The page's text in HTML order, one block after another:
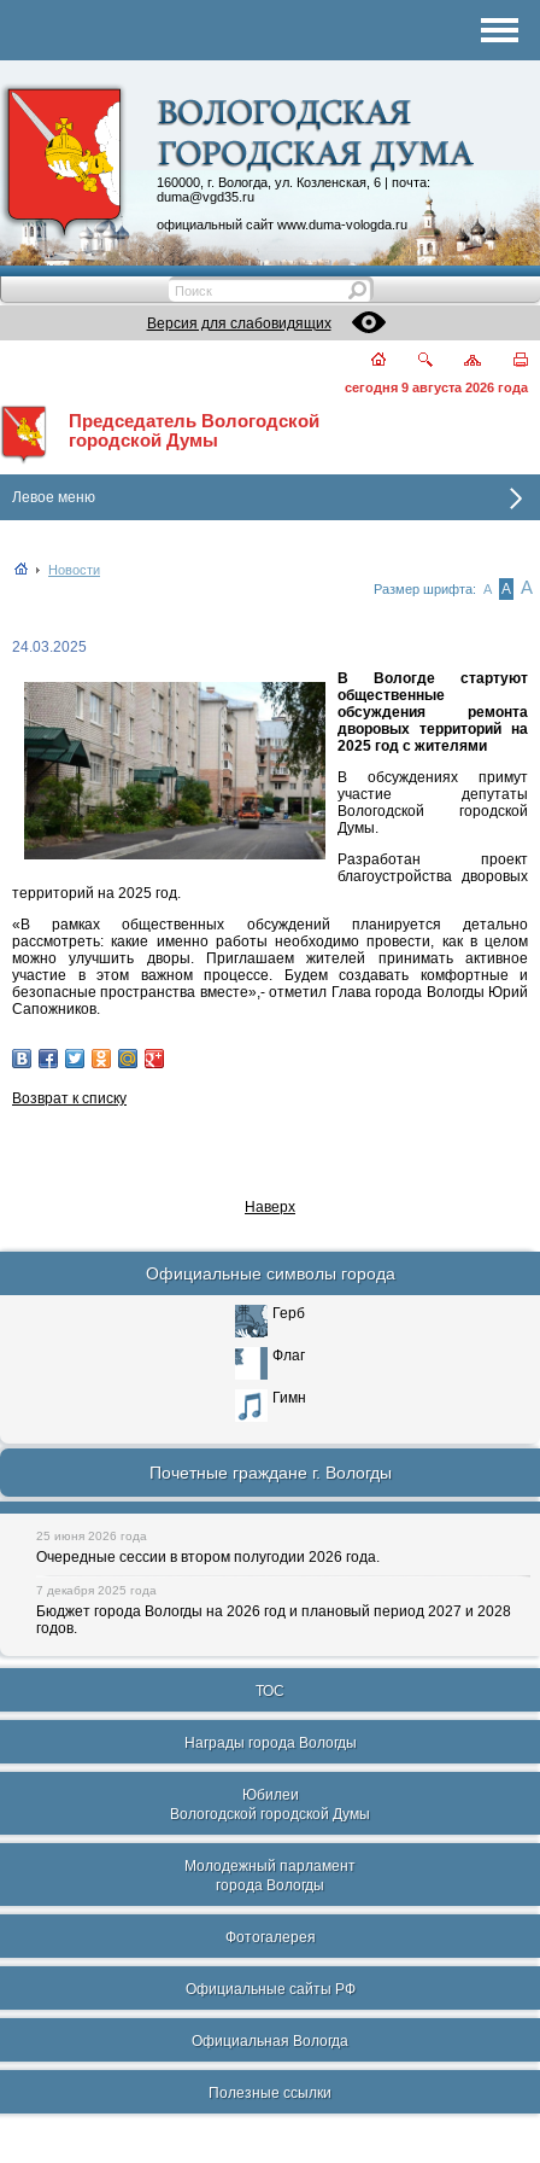
160000, г. Вологда, ул. Козленская, 6 | почта:
duma@vgd35.ru
официальный сайт www.duma-vologda.ru
Контакты
Депутатские объединения
Версия для слабовидящих
сегодня 9 августа 2026 года
Председатель Вологодской
городской Думы
Левое меню
Новости
Размер шрифта: А А А
24.03.2025
В Вологде стартуют
общественные
обсуждения ремонта
дворовых территорий на
2025 год с жителями
В обсуждениях примут
участие депутаты
Вологодской городской
Думы.
Разработан проект
благоустройства дворовых
территорий на 2025 год.
«В рамках общественных обсуждений планируется детально
рассмотреть: какие именно работы необходимо провести, как в целом
можно улучшить дворы. Приглашаем жителей принимать активное
участие в этом важном процессе. Будем создавать комфортные и
безопасные пространства вместе»,- отметил Глава города Вологды Юрий
Сапожников.
Возврат к списку
Наверх
Официальные символы города
Герб
Флаг
Гимн
Почетные граждане г. Вологды
25 июня 2026 года
Очередные сессии в втором полугодии 2026 года.
7 декабря 2025 года
Бюджет города Вологды на 2026 год и плановый период 2027 и 2028
годов.
ТОС
Награды города Вологды
Юбилеи
Вологодской городской Думы
Молодежный парламент
города Вологды
Фотогалерея
Официальные сайты РФ
Официальная Вологда
Полезные ссылки